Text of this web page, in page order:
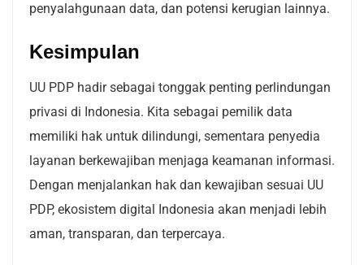
penyalahgunaan data, dan potensi kerugian lainnya.
Kesimpulan
UU PDP hadir sebagai tonggak penting perlindungan
privasi di Indonesia. Kita sebagai pemilik data
memiliki hak untuk dilindungi, sementara penyedia
layanan berkewajiban menjaga keamanan informasi.
Dengan menjalankan hak dan kewajiban sesuai UU
PDP, ekosistem digital Indonesia akan menjadi lebih
aman, transparan, dan terpercaya.